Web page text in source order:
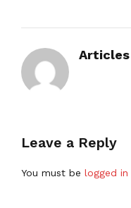
Articles
Leave a Reply
You must be logged in